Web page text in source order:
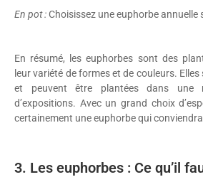
En pot :Choisissez une euphorbe annuelle
En résumé, les euphorbes sont des
leur variété de formes et de couleurs.
et peuvent être plantées dans une
d’expositions. Avec un grand choix
certainement une euphorbe qui
3. Les euphorbes : Ce qu’il